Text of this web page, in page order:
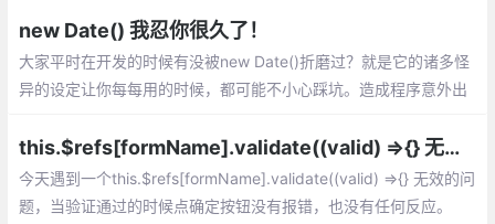
new Date() 我忍你很久了！
大家平时在开发的时候有没被new Date()折磨过？就是它的诸多怪
异的设定让你每每用的时候，都可能不小心踩坑。造成程序意外出
this.$refs[formName].validate((valid) =>{} 无效，vue验证表单无效
今天遇到一个this.$refs[formName].validate((valid) =>{} 无效的问
题，当验证通过的时候点确定按钮没有报错，也没有任何反应。